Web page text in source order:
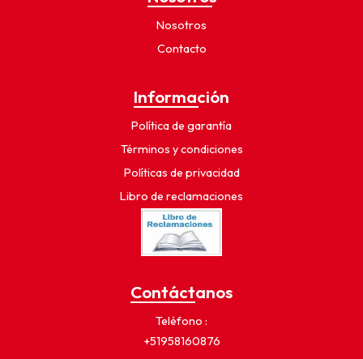
Nosotros
Contacto
Información
Política de garantía
Términos y condiciones
Políticas de privacidad
Libro de reclamaciones
Contáctanos
Teléfono
+51958160876